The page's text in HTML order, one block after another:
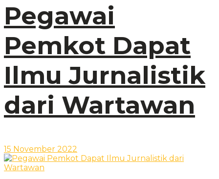
Pegawai
Pemkot Dapat
Ilmu Jurnalistik
dari Wartawan
15 November 2022